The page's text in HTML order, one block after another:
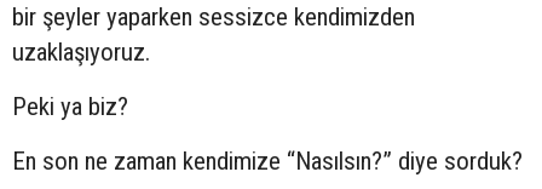
bir şeyler yaparken sessizce kendimizden
uzaklaşıyoruz.
Peki ya biz?
En son ne zaman kendimize “Nasılsın?” diye sorduk?